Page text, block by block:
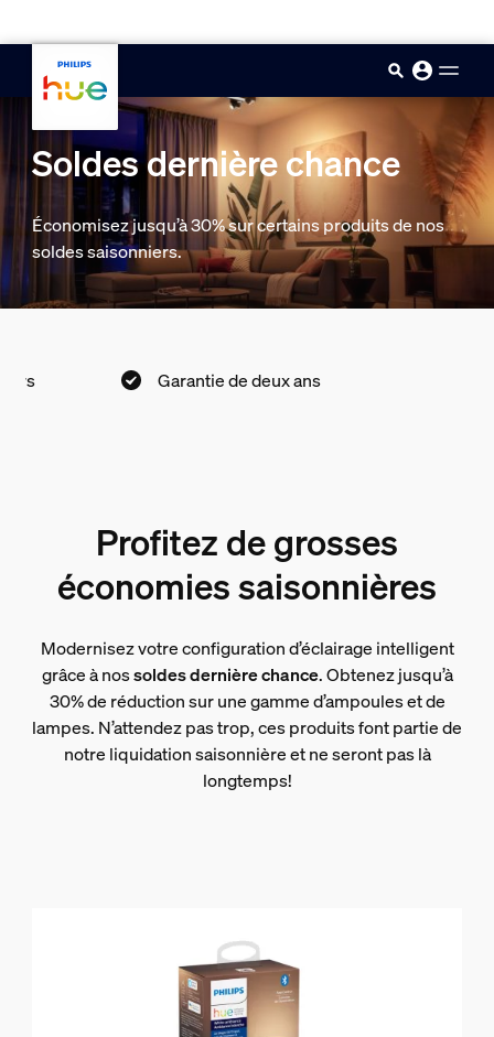
Soldes dernière chance
Économisez jusqu’à 30% sur certains produits de nos
soldes saisonniers.
Garantie de deux ans
Profitez de grosses
économies saisonnières
Modernisez votre configuration d’éclairage intelligent
grâce à nossoldes dernière chance. Obtenez jusqu’à
30% de réduction sur une gamme d’ampoules et de
lampes. N’attendez pas trop, ces produits font partie de
notre liquidation saisonnière et ne seront pas là
longtemps!